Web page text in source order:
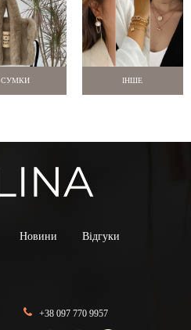
СУМКИ ІНШЕ
Новини Відгуки
+38 097 770 9957